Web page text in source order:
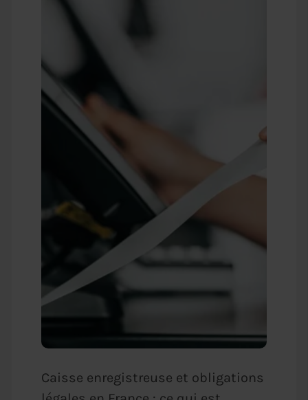
Caisse enregistreuse et obligations